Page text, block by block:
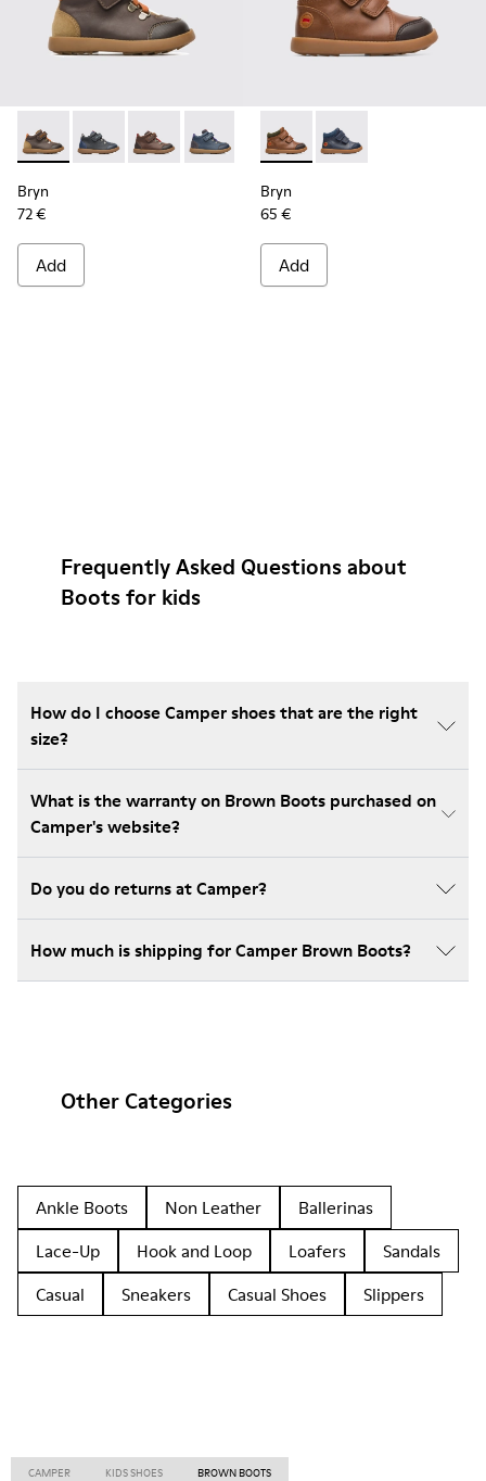
Bryn - K900077-001 - Brown
Bryn - K900077-004
Bryn - K900077-003 - Brown
Bryn - K900077-002
Bryn
72 €
Add
Bryn - K900230-003 -
Bryn - K900230-002
Bryn
65 €
Add
Frequently Asked Questions about
Boots for kids
How do I choose Camper shoes that are the right
size?
What is the warranty on Brown Boots purchased on
Camper's website?
Do you do returns at Camper?
How much is shipping for Camper Brown Boots?
Other Categories
Ankle Boots Non Leather
Ballerinas
Lace-Up
Hook and Loop Loafers
Sandals
Casual
Sneakers Casual Shoes Slippers
CAMPER KIDS SHOES BROWN BOOTS